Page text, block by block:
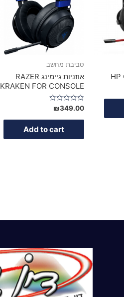
סביבת מחשב
אוזניות גיימינג RAZER
KRAKEN FOR CONSOLE
Rated
0
out
₪349.00
Add to cart